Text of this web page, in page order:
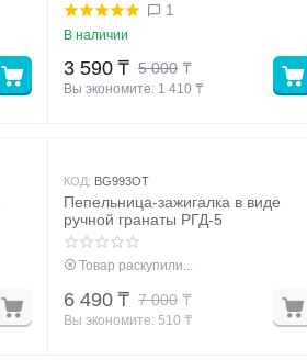
1
В наличии
5 000 ₸
3 590 ₸
Вы экономите: 1 410 ₸
КОД: BG993OT
Пепельница-зажигалка в виде
ручной гранаты РГД-5
Товар раскупили...
7 000 ₸
6 490 ₸
Вы экономите: 510 ₸